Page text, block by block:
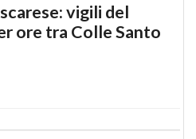
vigili del
ore tra Colle Santo